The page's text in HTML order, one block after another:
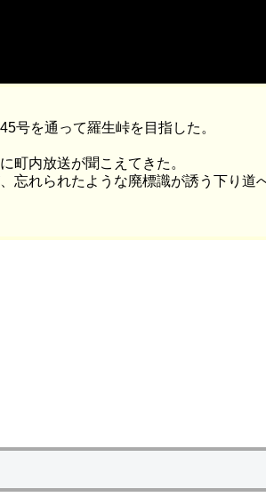
号を通って羅生峠を目指した。
町内放送が聞こえてきた。
れられたような廃標識が誘う下り道